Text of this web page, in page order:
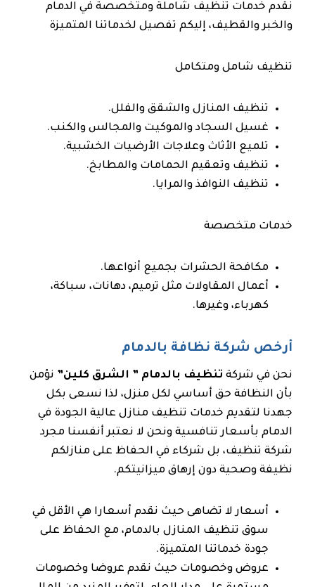
نقدم خدمات تنظيف شاملة ومتخصصة في الدمام
والخبر والقطيف، إليكم تفصيل لخدماتنا المتميزة
تنظيف شامل ومتكامل
تنظيف المنازل والشقق والفلل.
غسيل السجاد والموكيت والمجالس والكنب.
تلميع الأثاث وعلاجات الأرضيات الخشبية.
تنظيف وتعقيم الحمامات والمطابخ.
تنظيف النوافذ والمرايا.
خدمات متخصصة
مكافحة الحشرات بجميع أنواعها.
أعمال المقاولات مثل ترميم، دهانات، سباكة،
كهرباء، وغيرها.
أرخص شركة نظافة بالدمام
نحن في شركة تنظيف بالدمام ” الشرق كلين” نؤمن
بأن النظافة حق أساسي لكل منزل، لذا نسعى بكل
جهدنا لتقديم خدمات تنظيف منازل عالية الجودة في
الدمام بأسعار تنافسية ونحن لا نعتبر أنفسنا مجرد
شركة تنظيف، بل شركاء في الحفاظ على منازلكم
نظيفة وصحية دون إرهاق ميزانيتكم.
أسعار لا تضاهى حيث نقدم أسعارا هي الأقل في
سوق تنظيف المنازل بالدمام، مع الحفاظ على
جودة خدماتنا المتميزة.
عروض وخصومات حيث نقدم عروضا وخصومات